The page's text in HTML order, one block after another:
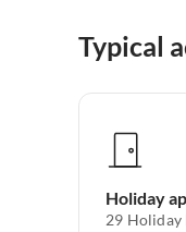
Typical
Holiday
29 Holiday